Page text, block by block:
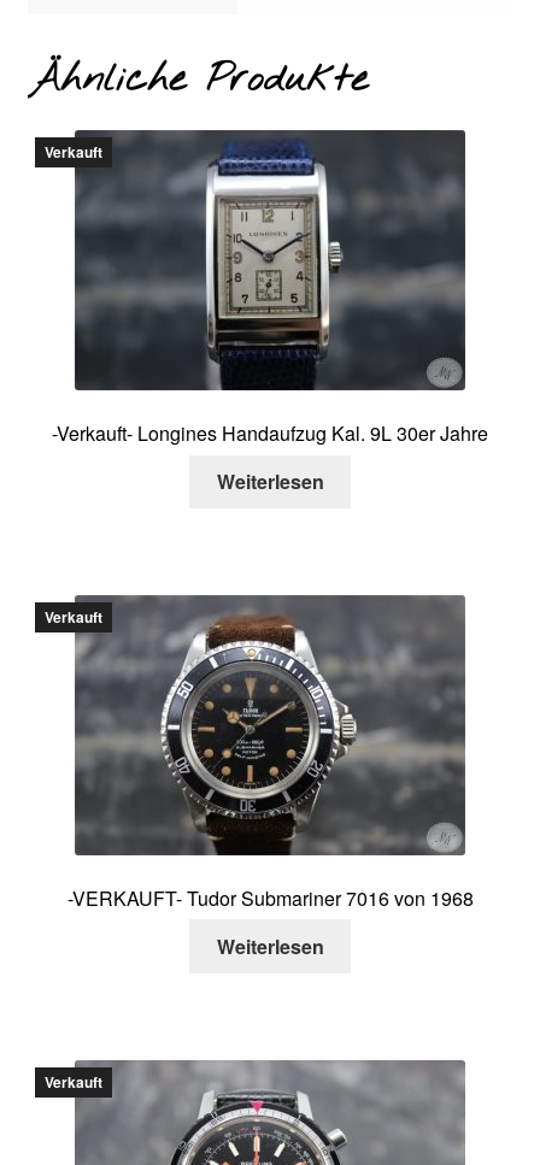
Ähnliche Produkte
Verkauft
-Verkauft- Longines Handaufzug Kal. 9L 30er Jahre
Weiterlesen
Verkauft
-VERKAUFT- Tudor Submariner 7016 von 1968
Weiterlesen
Verkauft